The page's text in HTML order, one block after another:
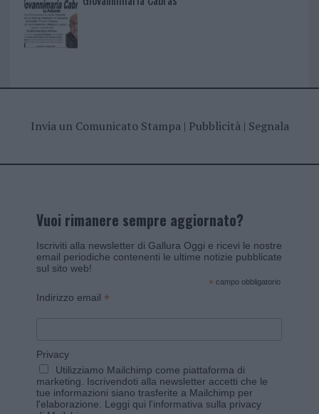
Invia un Comunicato Stampa| Pubblicità| Segnala
Vuoi rimanere sempre aggiornato?
Iscriviti alla newsletter di Gallura Oggi e ricevi le nostre
email periodiche contenenti le ultime notizie pubblicate
sul sito web!
* campo obbligatorio
Indirizzo email *
Privacy
Utilizziamo Mailchimp come piattaforma di
marketing. Iscrivendoti alla newsletter accetti che le
tue informazioni siano trasferite a Mailchimp per
l'elaborazione. Leggi qui l'informativa sulla privacy